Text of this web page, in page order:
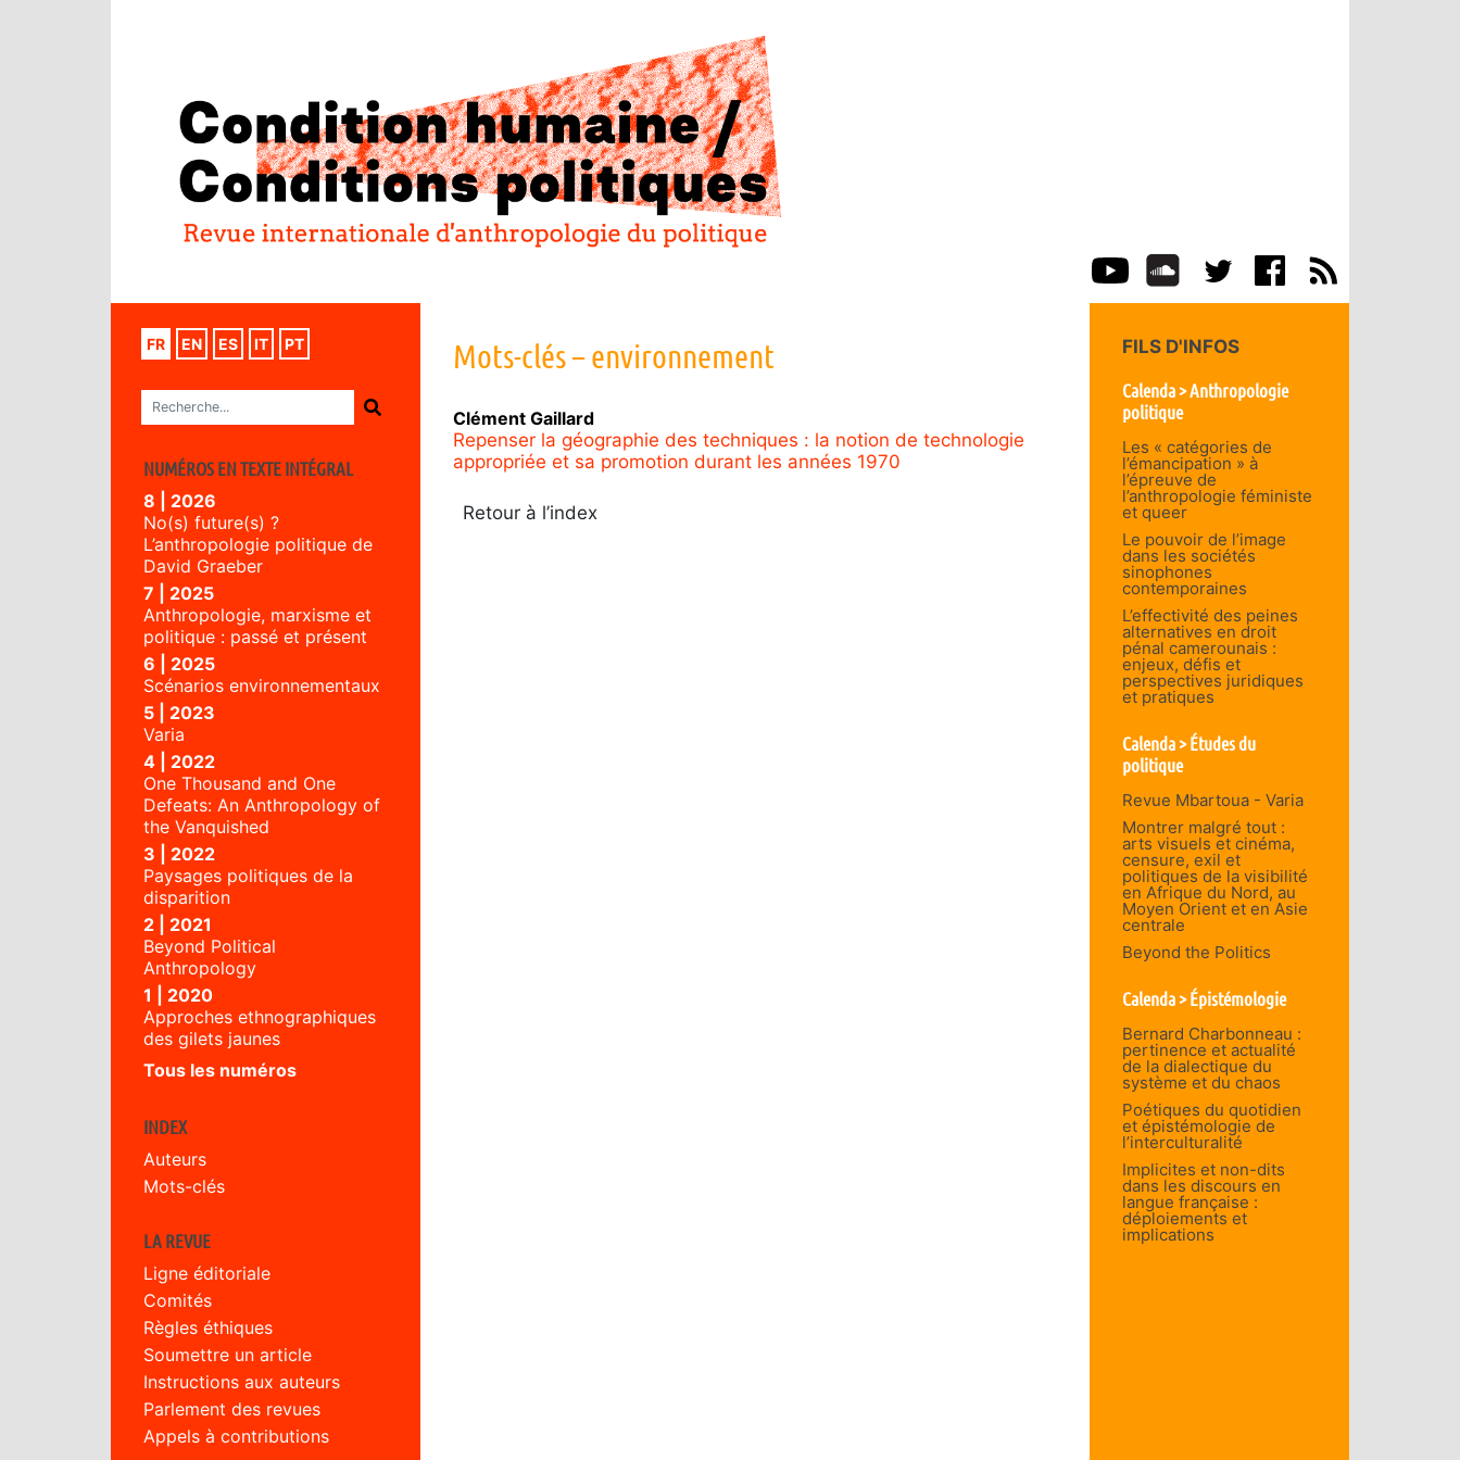
FR EN ES IT PT
NUMÉROS EN TEXTE INTÉGRAL
8 | 2026
No(s) future(s) ?
L’anthropologie politique de
David Graeber
7 | 2025
Anthropologie, marxisme et
politique : passé et présent
6 | 2025
Scénarios environnementaux
5 | 2023
Varia
4 | 2022
One Thousand and One
Defeats: An Anthropology of
the Vanquished
3 | 2022
Paysages politiques de la
disparition
2 | 2021
Beyond Political
Anthropology
1 | 2020
Approches ethnographiques
des gilets jaunes
Tous les numéros
INDEX
Auteurs
Mots-clés
LA REVUE
Ligne éditoriale
Comités
Règles éthiques
Soumettre un article
Instructions aux auteurs
Parlement des revues
Appels à contributions
Mots-clés – environnement
Clément Gaillard
Repenser la géographie des techniques : la notion de technologie
appropriée et sa promotion durant les années 1970
Retour à l’index
FILS D'INFOS
Calenda > Anthropologie
politique
Les « catégories de
l’émancipation » à
l’épreuve de
l’anthropologie féministe
et queer
Le pouvoir de l’image
dans les sociétés
sinophones
contemporaines
L’effectivité des peines
alternatives en droit
pénal camerounais :
enjeux, défis et
perspectives juridiques
et pratiques
Calenda > Études du
politique
Revue Mbartoua - Varia
Montrer malgré tout :
arts visuels et cinéma,
censure, exil et
politiques de la visibilité
en Afrique du Nord, au
Moyen Orient et en Asie
centrale
Beyond the Politics
Calenda > Épistémologie
Bernard Charbonneau :
pertinence et actualité
de la dialectique du
système et du chaos
Poétiques du quotidien
et épistémologie de
l’interculturalité
Implicites et non-dits
dans les discours en
langue française :
déploiements et
implications